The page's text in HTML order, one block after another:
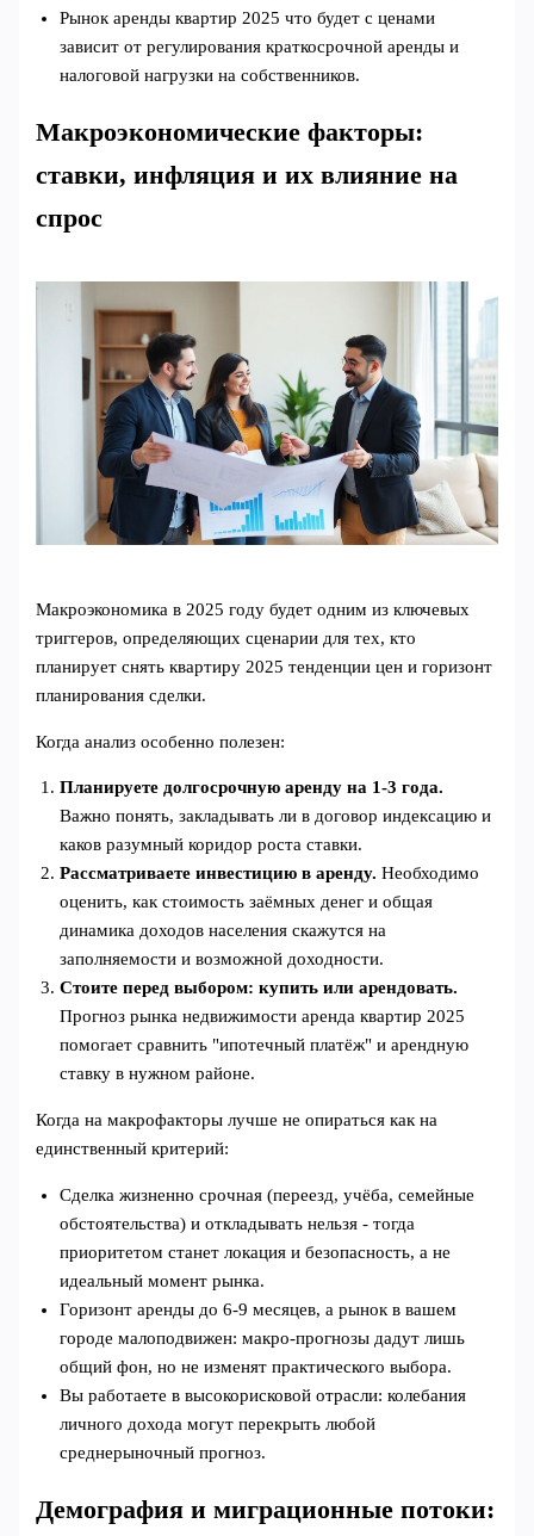
Рынок аренды квартир 2025 что будет с ценами
зависит от регулирования краткосрочной аренды и
налоговой нагрузки на собственников.
Макроэкономические факторы:
ставки, инфляция и их влияние на
спрос
Макроэкономика в 2025 году будет одним из ключевых
триггеров, определяющих сценарии для тех, кто
планирует снять квартиру 2025 тенденции цен и горизонт
планирования сделки.
Когда анализ особенно полезен:
Планируете долгосрочную аренду на 1-3 года.
Важно понять, закладывать ли в договор индексацию и
каков разумный коридор роста ставки.
Рассматриваете инвестицию в аренду. Необходимо
оценить, как стоимость заёмных денег и общая
динамика доходов населения скажутся на
заполняемости и возможной доходности.
Стоите перед выбором: купить или арендовать.
Прогноз рынка недвижимости аренда квартир 2025
помогает сравнить "ипотечный платёж" и арендную
ставку в нужном районе.
Когда на макрофакторы лучше не опираться как на
единственный критерий:
Сделка жизненно срочная (переезд, учёба, семейные
обстоятельства) и откладывать нельзя - тогда
приоритетом станет локация и безопасность, а не
идеальный момент рынка.
Горизонт аренды до 6-9 месяцев, а рынок в вашем
городе малоподвижен: макро‑прогнозы дадут лишь
общий фон, но не изменят практического выбора.
Вы работаете в высокорисковой отрасли: колебания
личного дохода могут перекрыть любой
среднерыночный прогноз.
Демография и миграционные потоки: